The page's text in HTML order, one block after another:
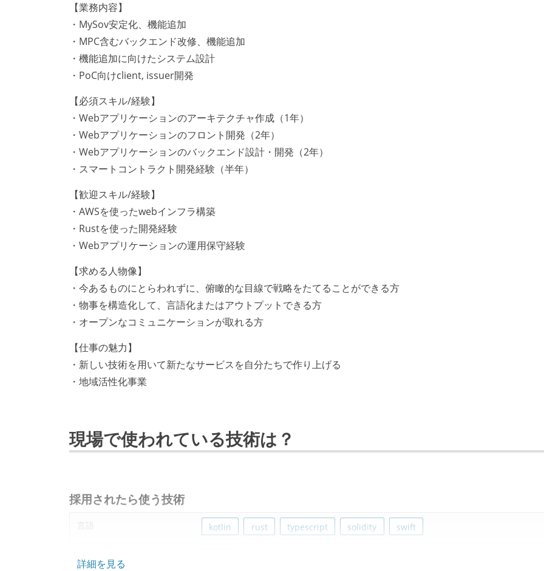
【業務内容】
・MySov安定化、機能追加
・MPC含むバックエンド改修、機能追加
・機能追加に向けたシステム設計
・PoC向けclient, issuer開発
【必須スキル/経験】
・Webアプリケーションのアーキテクチャ作成（1年）
・Webアプリケーションのフロント開発（2年）
・Webアプリケーションのバックエンド設計・開発（2年）
・スマートコントラクト開発経験（半年）
【歓迎スキル/経験】
・AWSを使ったwebインフラ構築
・Rustを使った開発経験
・Webアプリケーションの運用保守経験
【求める人物像】
・今あるものにとらわれずに、俯瞰的な目線で戦略をたてることができる方
・物事を構造化して、言語化またはアウトプットできる方
・オープンなコミュニケーションが取れる方
【仕事の魅力】
・新しい技術を用いて新たなサービスを自分たちで作り上げる
・地域活性化事業
現場で使われている技術は？
採用されたら使う技術
言語 kotlin rust typescript solidity swift
詳細を見る